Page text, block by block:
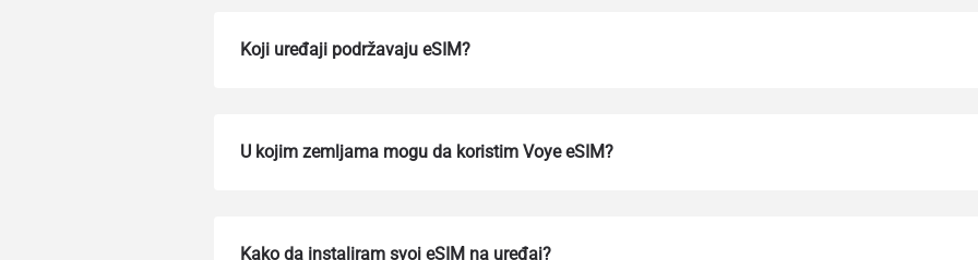
Koji uređaji podržavaju eSIM?
U kojim zemljama mogu da koristim Voye eSIM?
Kako da instaliram svoj eSIM na uređaj?